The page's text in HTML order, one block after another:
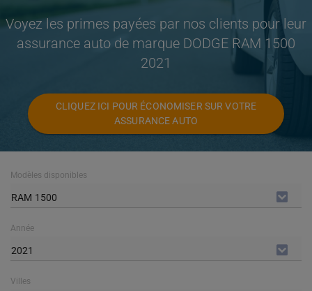
Voyez les primes payées par nos clients pour leur
assurance auto de marque DODGE RAM 1500
2021
CLIQUEZ ICI POUR ÉCONOMISER SUR VOTRE
ASSURANCE AUTO
Modèles disponibles
RAM 1500
Année
2021
Villes